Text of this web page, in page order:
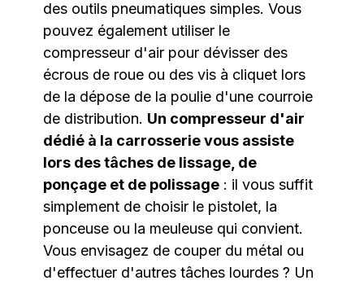
des outils pneumatiques simples. Vous
pouvez également utiliser le
compresseur d'air pour dévisser des
écrous de roue ou des vis à cliquet lors
de la dépose de la poulie d'une courroie
de distribution. Un compresseur d'air
dédié à la carrosserie vous assiste
lors des tâches de lissage, de
ponçage et de polissage : il vous suffit
simplement de choisir le pistolet, la
ponceuse ou la meuleuse qui convient.
Vous envisagez de couper du métal ou
d'effectuer d'autres tâches lourdes ? Un